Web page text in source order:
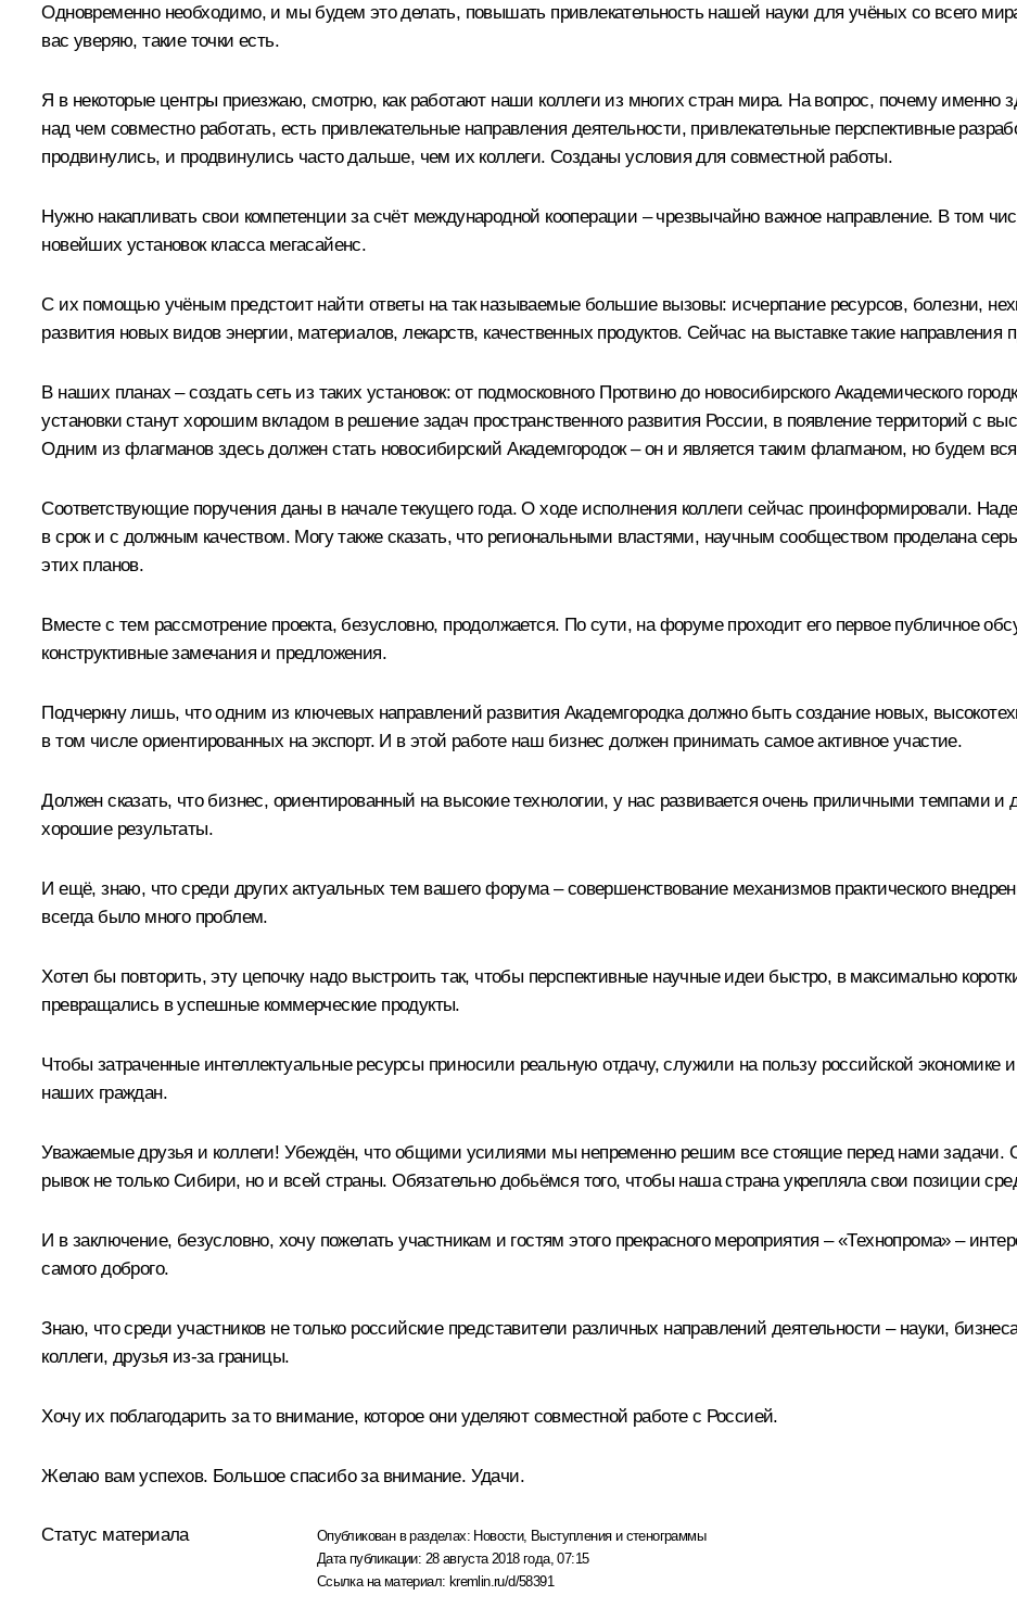
Одновременно необходимо, и мы будем это делать, повышать привлекательность нашей науки для учёных со всего
вас уверяю, такие точки есть.
Я в некоторые центры приезжаю, смотрю, как работают наши коллеги из многих стран мира. На вопрос, почему именно
над чем совместно работать, есть привлекательные направления деятельности, привлекательные перспективные
продвинулись, и продвинулись часто дальше, чем их коллеги. Созданы условия для совместной работы.
Нужно накапливать свои компетенции за счёт международной кооперации – чрезвычайно важное направление. В том
новейших установок класса мегасайенс.
С их помощью учёным предстоит найти ответы на так называемые большие вызовы: исчерпание ресурсов, болезни,
развития новых видов энергии, материалов, лекарств, качественных продуктов. Сейчас на выставке такие направления
В наших планах – создать сеть из таких установок: от подмосковного Протвино до новосибирского Академического
установки станут хорошим вкладом в решение задач пространственного развития России, в появление территорий с
Одним из флагманов здесь должен стать новосибирский Академгородок – он и является таким флагманом, но будем
Соответствующие поручения даны в начале текущего года. О ходе исполнения коллеги сейчас проинформировали.
в срок и с должным качеством. Могу также сказать, что региональными властями, научным сообществом проделана
этих планов.
Вместе с тем рассмотрение проекта, безусловно, продолжается. По сути, на форуме проходит его первое публичное
конструктивные замечания и предложения.
Подчеркну лишь, что одним из ключевых направлений развития Академгородка должно быть создание новых,
в том числе ориентированных на экспорт. И в этой работе наш бизнес должен принимать самое активное участие.
Должен сказать, что бизнес, ориентированный на высокие технологии, у нас развивается очень приличными темпами и
хорошие результаты.
И ещё, знаю, что среди других актуальных тем вашего форума – совершенствование механизмов практического
всегда было много проблем.
Хотел бы повторить, эту цепочку надо выстроить так, чтобы перспективные научные идеи быстро, в максимально
превращались в успешные коммерческие продукты.
Чтобы затраченные интеллектуальные ресурсы приносили реальную отдачу, служили на пользу российской
наших граждан.
Уважаемые друзья и коллеги! Убеждён, что общими усилиями мы непременно решим все стоящие перед нами задачи.
рывок не только Сибири, но и всей страны. Обязательно добьёмся того, чтобы наша страна укрепляла свои позиции
И в заключение, безусловно, хочу пожелать участникам и гостям этого прекрасного мероприятия – «Технопрома» –
самого доброго.
Знаю, что среди участников не только российские представители различных направлений деятельности – науки,
коллеги, друзья из-за границы.
Хочу их поблагодарить за то внимание, которое они уделяют совместной работе с Россией.
Желаю вам успехов. Большое спасибо за внимание. Удачи.
Статус материала Опубликован в разделах: Новости, Выступления и стенограммы
Дата публикации: 28 августа 2018 года, 07:15
Ссылка на материал: kremlin.ru/d/58391